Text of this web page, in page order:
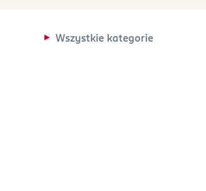
Wszystkie kategorie